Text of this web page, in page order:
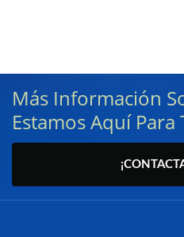
Más Información
Estamos Aquí Para